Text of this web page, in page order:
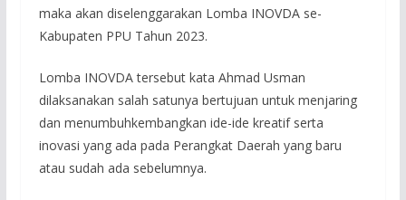
maka akan diselenggarakan Lomba INOVDA se-
Kabupaten PPU Tahun 2023.
Lomba INOVDA tersebut kata Ahmad Usman
dilaksanakan salah satunya bertujuan untuk menjaring
dan menumbuhkembangkan ide-ide kreatif serta
inovasi yang ada pada Perangkat Daerah yang baru
atau sudah ada sebelumnya.